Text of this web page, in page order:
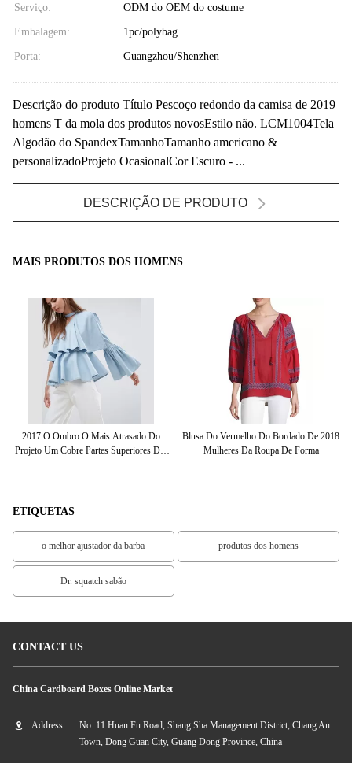
Serviço: ODM do OEM do costume
Embalagem: 1pc/polybag
Porta: Guangzhou/Shenzhen
Descrição do produto Título Pescoço redondo da camisa de 2019
homens T da mola dos produtos novosEstilo não. LCM1004Tela
Algodão do SpandexTamanhoTamanho americano &
personalizadoProjeto OcasionalCor Escuro - ...
DESCRIÇÃO DE PRODUTO
MAIS PRODUTOS DOS HOMENS
2017 O Ombro O Mais Atrasado Do
Projeto Um Cobre Partes Superiores Das
Blusa Do Vermelho Do Bordado De 2018
Mulheres Da Roupa De Forma
ETIQUETAS
o melhor ajustador da barba produtos dos homens
Dr. squatch sabão
CONTACT US
China Cardboard Boxes Online Market
Address:
No. 11 Huan Fu Road, Shang Sha Management District, Chang An
Town, Dong Guan City, Guang Dong Province, China